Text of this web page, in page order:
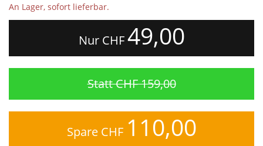
An Lager, sofort lieferbar.
Nur CHF49,00
Statt CHF 159,00
Spare CHF 110,00